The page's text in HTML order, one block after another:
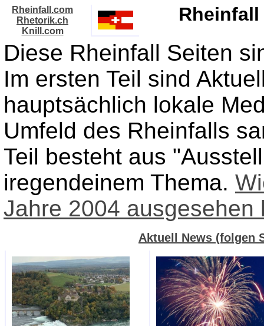
Rheinfall.com
Rhetorik.ch
Knill.com
Diese Rheinfall Seiten
Im ersten Teil sind
hauptsächlich lokale
Umfeld des Rheinfalls
Teil besteht aus
iregendeinem Thema.
Jahre 2004 ausgesehen
Aktuell News (folgen